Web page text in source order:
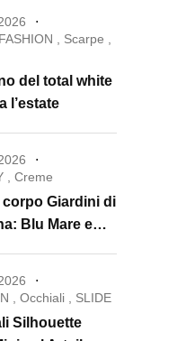
FASHION Scarpe
del total white
l’estate
Creme
corpo Giardini di
Blu Mare e
Occhiali SLIDE
Silhouette